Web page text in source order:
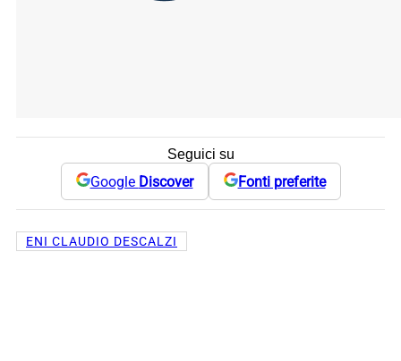
Seguici su
Google Discover Fonti preferite
ENI CLAUDIO DESCALZI